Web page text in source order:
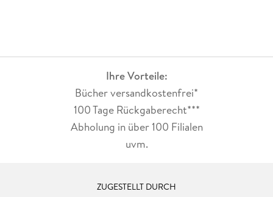
Ihre Vorteile:
Bücher versandkostenfrei*
100 Tage Rückgaberecht***
Abholung in über 100 Filialen
uvm.
ZUGESTELLT DURCH